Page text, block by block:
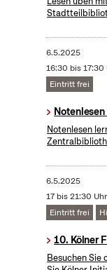
6.5.2025
16:30 bis 17:30
Eintritt frei
Notenlesen
6.5.2025
17 bis 21:30 Uhr
Eintritt frei
10. Kölner
Besuchen Sie